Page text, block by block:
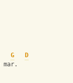
G
D
mar.